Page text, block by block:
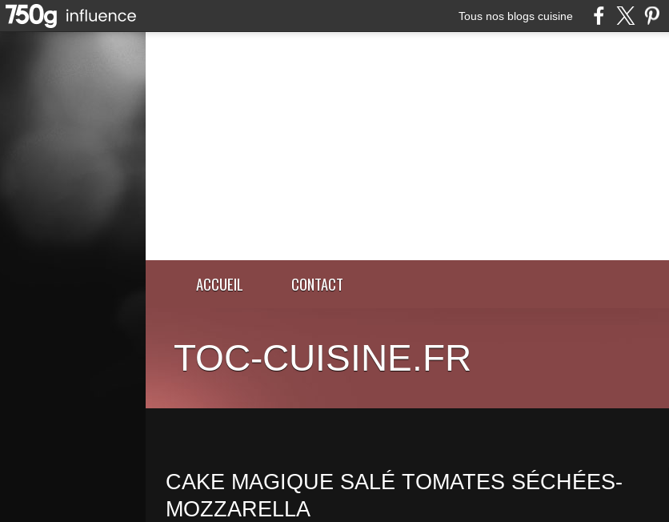
Tous nos blogs cuisine
ACCUEIL CONTACT
TOC-CUISINE.FR
CAKE MAGIQUE SALÉ TOMATES SÉCHÉES-
MOZZARELLA